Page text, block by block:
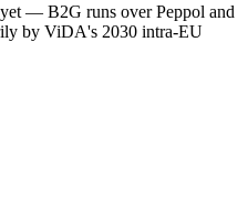
— B2G runs over Peppol and
by ViDA's 2030 intra-EU